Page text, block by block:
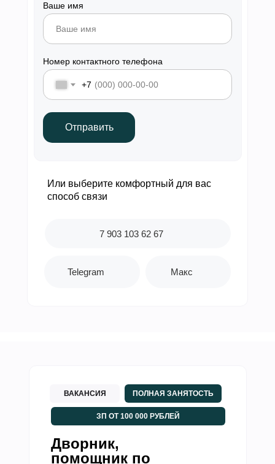
Ваше имя
Номер контактного телефона
+7
Отправить
Или выберите комфортный для вас
способ связи
7 903 103 62 67
Telegram Макс
Дворник,
помощник по
ВАКАНСИЯ ПОЛНАЯ ЗАНЯТОСТЬ
ЗП ОТ 100 000 РУБЛЕЙ